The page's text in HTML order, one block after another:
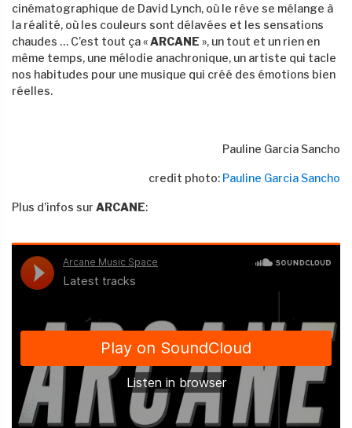
cinématographique de David Lynch, où le rêve se mélange à
la réalité, où les couleurs sont délavées et les sensations
chaudes … C’est tout ça «ARCANE », un tout et un rien en
même temps, une mélodie anachronique, un artiste qui tacle
nos habitudes pour une musique qui créé des émotions bien
réelles.
Pauline Garcia Sancho
credit photo: Pauline Garcia Sancho
Plus d’infos sur ARCANE: